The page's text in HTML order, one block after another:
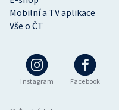
Instagram Facebook
Mobilní a TV aplikace
Vše o ČT